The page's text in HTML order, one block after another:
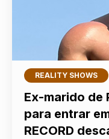
REALITY SHOWS
Ex-marido de
para entrar
RECORD